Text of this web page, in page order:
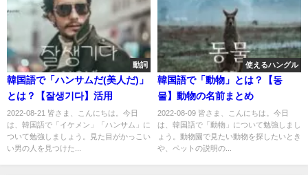
動詞
韓国語で「ハンサムだ(美人だ)」
とは？【잘생기다】活用
2022-08-21 皆さま、こんにちは。今日
は、韓国語で「イケメン」「ハンサム」に
ついて勉強しましょう。見た目がかっこい
い男の人を見つけた...
使えるハングル
韓国語で「動物」とは？【동
물】動物の名前まとめ
2022-08-09 皆さま、こんにちは。今日
は、韓国語で「動物」について勉強しまし
ょう。動物園で見たい動物を探したいとき
や、ペットの説明の...